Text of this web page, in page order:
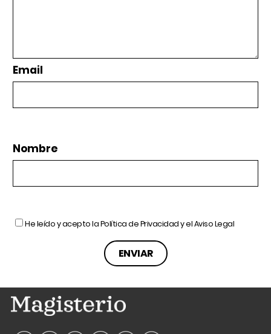
Email
Nombre
He leído y acepto laPolítica de Privacidady elAviso Legal